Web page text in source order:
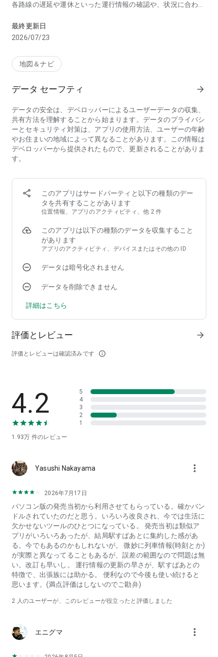
各路線の遅延や運休といった運行情報の確認や、状況に合わせ
◆ 目的地までの移動をサポートする乗換案内アプリ
● 乗換案内の画面で、電車やバスの乗り場や、乗り換えに便利
な車両情報も確認できます。階段・エスカレーターに近い電車
●「早い・安い・乗り換え回数が少ない」など、状況に最適な
● 乗換案内には、電車・バスのダイヤ改正情報や最新の運賃が
反映されます。
● 一部の電車やバスでは、リアルタイムな遅延情報が乗換案内
や時刻表に表示されます。乗り換えルートの選択時に参考にし
てください。
● 自分の歩くペースに合わせた乗り換え時間に調整できます。
● 使いたくない駅を登録し、検索結果から除外して乗り換えル
ートを検索できます。
● 鉄道定期券の区間を登録すると、乗換案内の画面で定期区間
● 新幹線や有料特急の電車、路線バスの利用有無を設定し、自
分好みの移動手段での乗り換えルートを検索できます。
● 乗っている電車やバスが、いまどこを走っているかを乗換案
● 乗り換えに間に合わなそう、到着が遅れそうな時には、通知
● 各路線の遅延や運休状況を路線図上で色分け表示し、運行情
報をひと目で確認できます。
のポート情報をひと目で確認できます。
◆ プレミアムプラン（有料機能）
● 遅延や運休が発生している区間を避けたルートを再検索でき
ます。
● 調べた経路の一本前や一本後の電車・バスを一覧から選び、
時間の微調整がスムーズに行えます。
自宅への終電までの残り時間をカウントダウン表示。ワンタッ
キリと表示できます。
1ヶ月コース：240円(税込)/月
1年コース：2400円(税込)/年
※初回登録時のみ無料トライアル期間があります。
※請求はGoogle Playアカウントへ行われ、自動更新されま
す。
※停止は有効期間終了24時間前までに手続きが必要です。
◆ ご利用上の注意
● インストール後、またはアップデート後にアプリが起動しな
い場合は、まず端末の再起動をお試しください。改善しない場
合は、お手数ですがアプリを一度削除し、再インストールをお
願いいたします。
す。
最終更新日
2026/07/23
地図＆ナビ
データ セーフティ arrow_forward
データの安全は、デベロッパーによるユーザーデータの収集、
共有方法を理解することから始まります。データのプライバシ
ーとセキュリティ対策は、アプリの使用方法、ユーザーの年齢
やお住まいの地域によって異なることがあります。この情報は
デベロッパーから提供されたもので、更新されることがありま
す。
このアプリはサードパーティと以下の種類のデー
タを共有することがあります
位置情報、アプリのアクティビティ、他 2 件
このアプリは以下の種類のデータを収集すること
があります
アプリのアクティビティ、デバイスまたはその他の ID
データは暗号化されません
データを削除できません
詳細はこちら
評価とレビュー
評価とレビューは確認済みです info_outline
arrow_forward
4.2
1.93万 件のレビュー
5
4
3
2
1
Yasushi Nakayama more_vert
2026年7月17日
パソコン版の発売当初から利用させてもらっている。確かバン
ドルされていたのだと思う。いろいろ改良され、今では生活に
欠かせないツールのひとつになっている。 発売当初は類似ア
プリがいろいろあったが、結局駅すぱあとに集約した感があ
る。今でもあるのかもしれないが。 微妙に列車情報(時刻とか)
が実際と異なってることもあるが、誤差の範囲なので問題は無
い。改訂も早いし。 運行情報の更新の早さが、駅すぱあとの
特徴で、出張族には助かる。 便利なので今後も使い続けると
思います。(満点評価はしないのでご勘弁)
2 人のユーザーが、このレビューが役立ったと評価しました
エニグマ more_vert